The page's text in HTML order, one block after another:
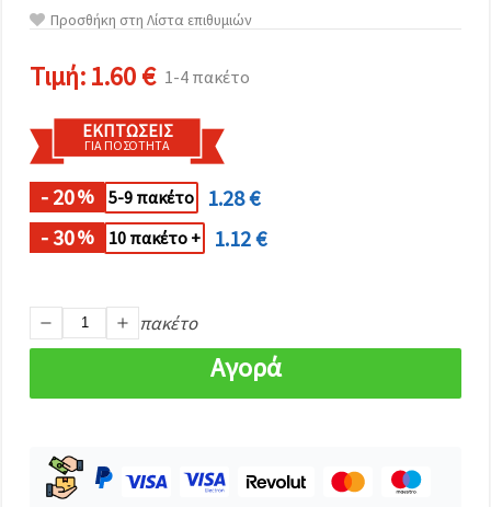
συμφωνήσετε
όλα τα
cookies
κλικ στον
ιστότοπο!
καθορίστε
προτιμήσεις
σας στις
ρυθμίσεις
cookies και
κάνοντας
Αποδέχομαι
όλα!
Προσθήκη στη Λίστα επιθυμιών
Τιμή:1.60 € 1-4 πακέτο
ΕΚΠΤΏΣΕΙΣ
ΓΙΑ ΠΟΣΌΤΗΤΑ
- 20% 5-9 πακέτο
1.28 €
- 30% 10 πακέτο + 1.12 €
πακέτο
Αγορά